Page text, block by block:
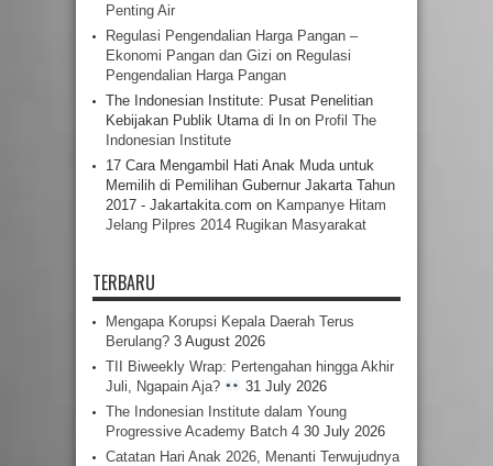
Penting Air
Regulasi Pengendalian Harga Pangan –
Ekonomi Pangan dan Gizi on Regulasi
Pengendalian Harga Pangan
The Indonesian Institute: Pusat Penelitian
Kebijakan Publik Utama di In on Profil The
Indonesian Institute
17 Cara Mengambil Hati Anak Muda untuk
Memilih di Pemilihan Gubernur Jakarta Tahun
2017 - Jakartakita.com on Kampanye Hitam
Jelang Pilpres 2014 Rugikan Masyarakat
TERBARU
Mengapa Korupsi Kepala Daerah Terus
Berulang? 3 August 2026
TII Biweekly Wrap: Pertengahan hingga Akhir
Juli, Ngapain Aja?
31 July 2026
The Indonesian Institute dalam Young
Progressive Academy Batch 4 30 July 2026
Catatan Hari Anak 2026, Menanti Terwujudnya